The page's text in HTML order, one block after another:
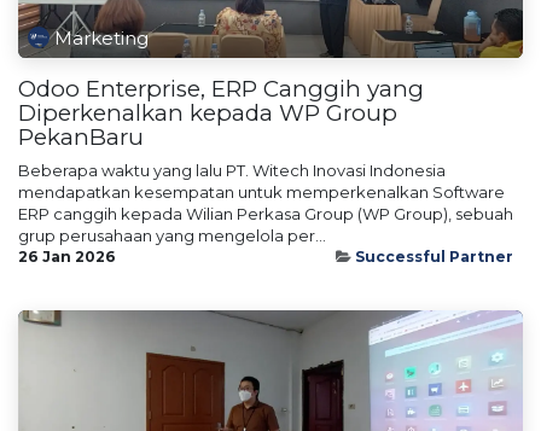
Marketing
Odoo Enterprise, ERP Canggih yang
Diperkenalkan kepada WP Group
PekanBaru
Beberapa waktu yang lalu PT. Witech Inovasi Indonesia
mendapatkan kesempatan untuk memperkenalkan Software
ERP canggih kepada Wilian Perkasa Group (WP Group), sebuah
grup perusahaan yang mengelola per...
26 Jan 2026 Successful Partner